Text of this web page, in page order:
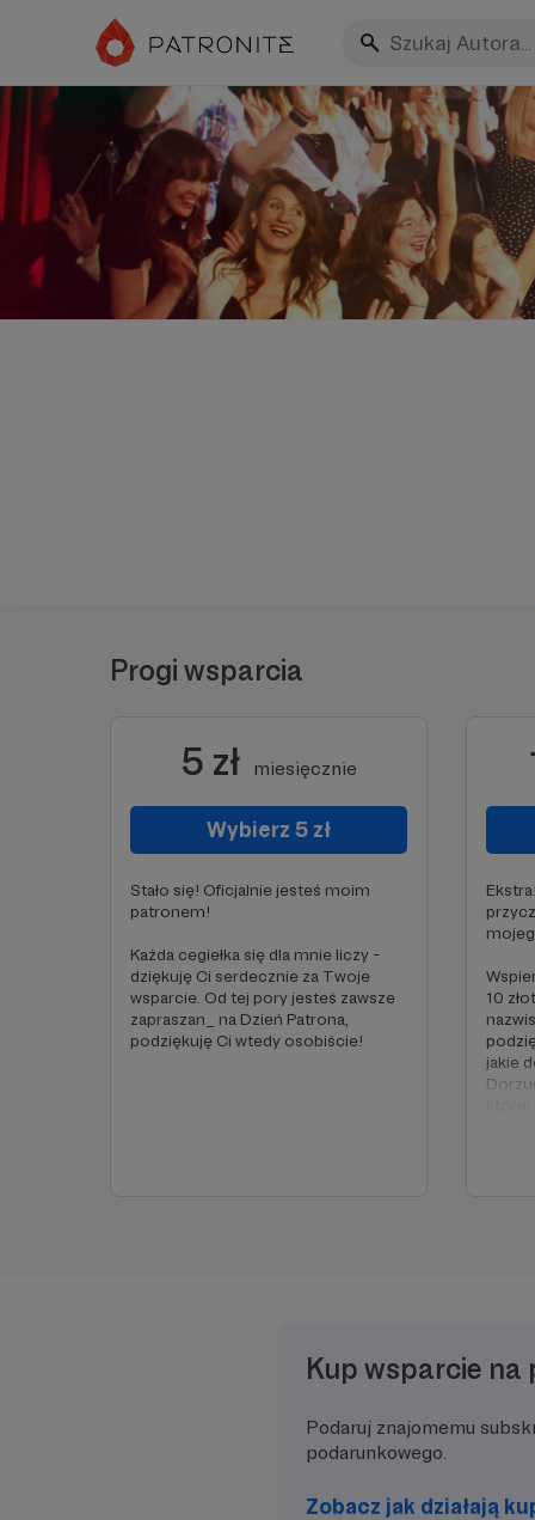
Progi wsparcia
5 zł miesięcznie
Wybierz 5 zł
Stało się! Oficjalnie jesteś moim
patronem!
Każda cegiełka się dla mnie liczy -
dziękuję Ci serdecznie za Twoje
wsparcie. Od tej pory jesteś zawsze
zapraszan_ na Dzień Patrona,
podziękuję Ci wtedy osobiście!
10
jakie
Kup wsparcie na
Podaruj znajomemu
podarunkowego.
Zobacz jak działają